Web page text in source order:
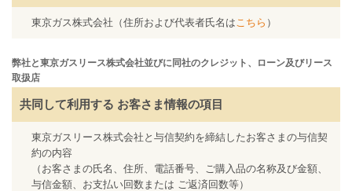
東京ガス株式会社（住所および代表者氏名はこちら ）
弊社と東京ガスリース株式会社並びに同社のクレジット、ローン及びリース
取扱店
共同して利用する お客さま情報の項目
東京ガスリース株式会社と与信契約を締結したお客さまの与信契
約の内容
（お客さまの氏名、住所、電話番号、ご購入品の名称及び金額、
与信金額、お支払い回数または ご返済回数等）